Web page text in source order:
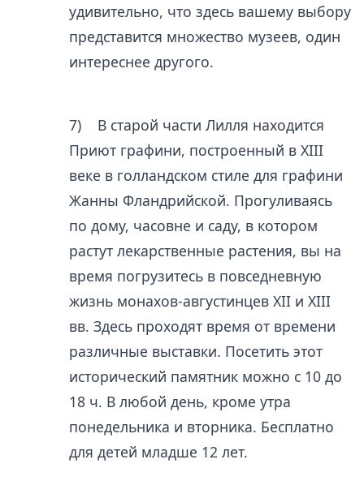
удивительно, что здесь вашему выбору
представится множество музеев, один
интереснее другого.
7) В старой части Лилля находится
Приют графини, построенный в XIII
веке в голландском стиле для графини
Жанны Фландрийской. Прогуливаясь
по дому, часовне и саду, в котором
растут лекарственные растения, вы на
время погрузитесь в повседневную
жизнь монахов-августинцев XII и XIII
вв. Здесь проходят время от времени
различные выставки. Посетить этот
исторический памятник можно с 10 до
18 ч. В любой день, кроме утра
понедельника и вторника. Бесплатно
для детей младше 12 лет.